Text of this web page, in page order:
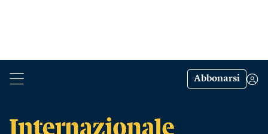
Abbonarsi